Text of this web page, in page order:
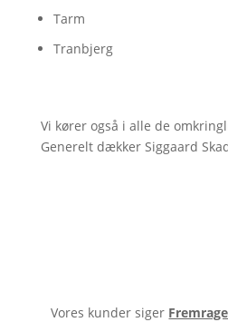
Tarm
Tranbjerg
Vi kører også i alle de
Generelt dækker Siggaard
Vores kunder siger